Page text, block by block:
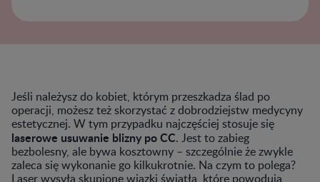
Jeśli należysz do kobiet, którym przeszkadza ślad po
operacji, możesz też skorzystać z dobrodziejstw medycyny
estetycznej. W tym przypadku najczęściej stosuje się
laserowe usuwanie blizny po CC. Jest to zabieg
bezbolesny, ale bywa kosztowny – szczególnie że zwykle
zaleca się wykonanie go kilkukrotnie. Na czym to polega?
Laser wysyła skupione wiązki światła, które powodują